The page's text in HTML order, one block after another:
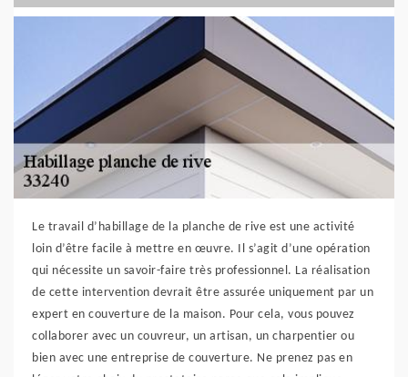
Le travail d’habillage de la planche de rive est une activité
loin d’être facile à mettre en œuvre. Il s’agit d’une opération
qui nécessite un savoir-faire très professionnel. La réalisation
de cette intervention devrait être assurée uniquement par un
expert en couverture de la maison. Pour cela, vous pouvez
collaborer avec un couvreur, un artisan, un charpentier ou
bien avec une entreprise de couverture. Ne prenez pas en